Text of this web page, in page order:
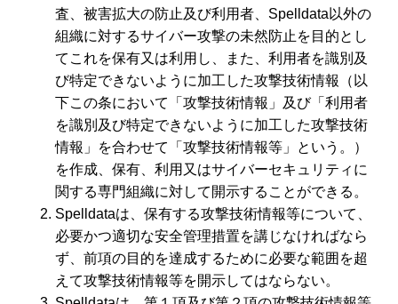
査、被害拡大の防止及び利用者、Spelldata以外の
組織に対するサイバー攻撃の未然防止を目的とし
てこれを保有又は利用し、また、利用者を識別及
び特定できないように加工した攻撃技術情報（以
下この条において「攻撃技術情報」及び「利用者
を識別及び特定できないように加工した攻撃技術
情報」を合わせて「攻撃技術情報等」という。）
を作成、保有、利用又はサイバーセキュリティに
関する専門組織に対して開示することができる。
Spelldataは、保有する攻撃技術情報等について、
必要かつ適切な安全管理措置を講じなければなら
ず、前項の目的を達成するために必要な範囲を超
えて攻撃技術情報等を開示してはならない。